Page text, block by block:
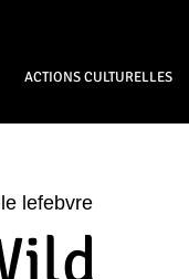
ACTIONS CULTURELLES
lefebvre